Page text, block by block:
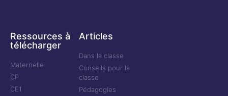
Ressources à
télécharger
Maternelle
CP
CE1
Articles
Dans la classe
Conseils pour la
classe
Pédagogies